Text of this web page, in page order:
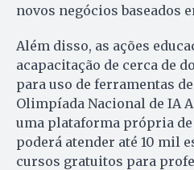
novos negócios baseados
Além disso, as ações
acapacitação de cerca de
para uso de ferramentas
Olimpíada Nacional de IA
uma plataforma própria
poderá atender até 10 mil
cursos gratuitos para